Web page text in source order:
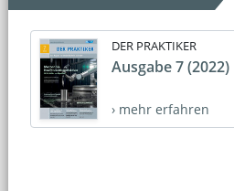
DER PRAKTIKER
Ausgabe 7 (2022)
› mehr erfahren